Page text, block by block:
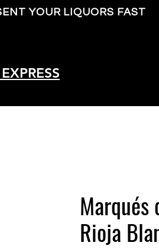
YOUR LIQUORS FAST
Marqués
Rioja